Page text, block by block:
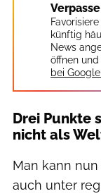
künftig
News
öffnen
bei
Drei Punkte
nicht als
Man kann
auch unter